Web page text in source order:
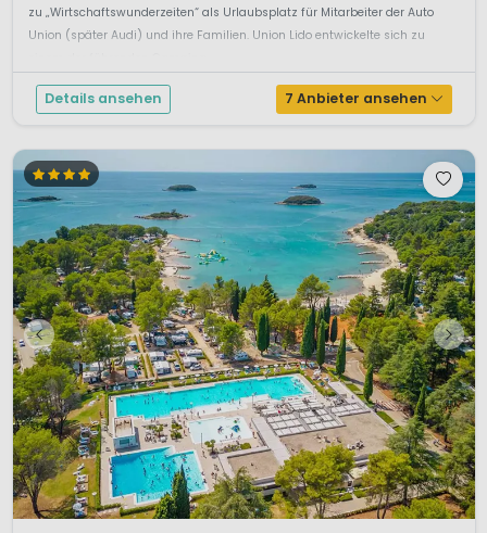
zu „Wirtschaftswunderzeiten“ als Urlaubsplatz für Mitarbeiter der Auto
Union (später Audi) und ihre Familien. Union Lido entwickelte sich zu
Details ansehen 7 Anbieter ansehen